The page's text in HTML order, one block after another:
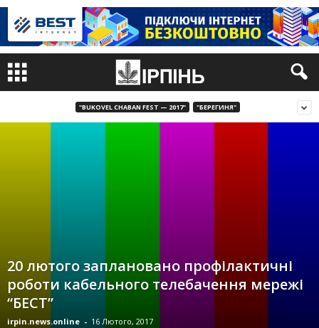
"BUKOVEL CHABAN FEST — 2017" "БЕРЕГИНЯ"
20 лютого заплановано профілактичні
роботи кабельного телебачення мережі
“БЕСТ”
irpin.news.online - 16 Лютого, 2017